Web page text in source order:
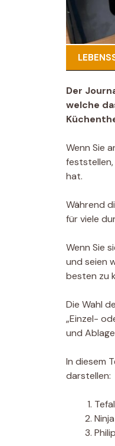
Der
welche
Wenn Sie
hat.
Während
für viele
Wenn Sie
und seien
besten zu
Die Wahl
„Einzel-
und
In diesem
darstellen: